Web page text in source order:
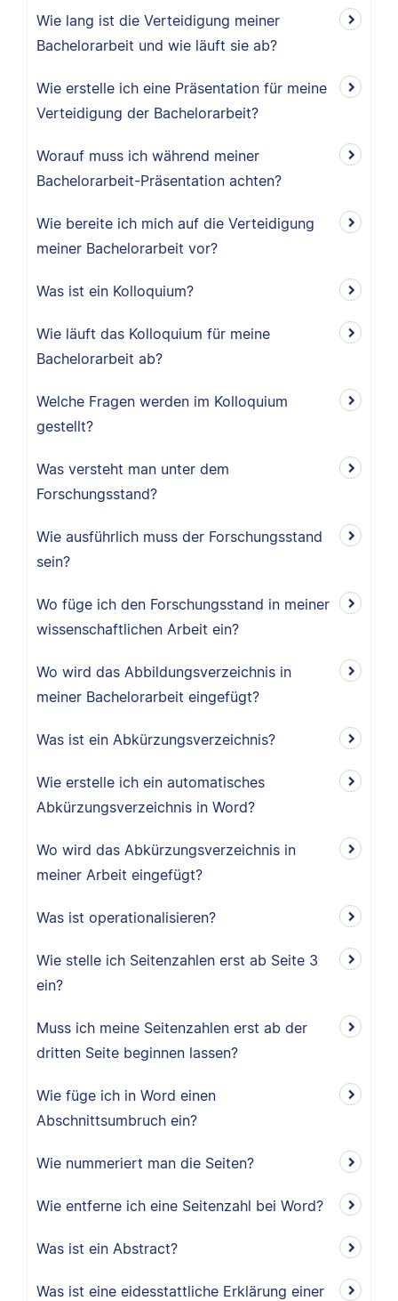
Wie lang ist die Verteidigung meiner
Bachelorarbeit und wie läuft sie ab?
Wie erstelle ich eine Präsentation für meine
Verteidigung der Bachelorarbeit?
Worauf muss ich während meiner
Bachelorarbeit-Präsentation achten?
Wie bereite ich mich auf die Verteidigung
meiner Bachelorarbeit vor?
Was ist ein Kolloquium?
Wie läuft das Kolloquium für meine
Bachelorarbeit ab?
Welche Fragen werden im Kolloquium
gestellt?
Was versteht man unter dem
Forschungsstand?
Wie ausführlich muss der Forschungsstand
sein?
Wo füge ich den Forschungsstand in meiner
wissenschaftlichen Arbeit ein?
Wo wird das Abbildungsverzeichnis in
meiner Bachelorarbeit eingefügt?
Was ist ein Abkürzungsverzeichnis?
Wie erstelle ich ein automatisches
Abkürzungsverzeichnis in Word?
Wo wird das Abkürzungsverzeichnis in
meiner Arbeit eingefügt?
Was ist operationalisieren?
Wie stelle ich Seitenzahlen erst ab Seite 3
ein?
Muss ich meine Seitenzahlen erst ab der
dritten Seite beginnen lassen?
Wie füge ich in Word einen
Abschnittsumbruch ein?
Wie nummeriert man die Seiten?
Wie entferne ich eine Seitenzahl bei Word?
Was ist ein Abstract?
Was ist eine eidesstattliche Erklärung einer